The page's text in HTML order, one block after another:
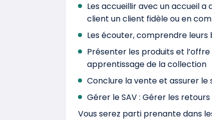
Les accueillir avec un accueil
client un client fidèle ou en
Les écouter, comprendre
Présenter les produits et
apprentissage de la collection
Conclure la vente et assurer le
Gérer le SAV : Gérer les
Vous serez parti prenante dans